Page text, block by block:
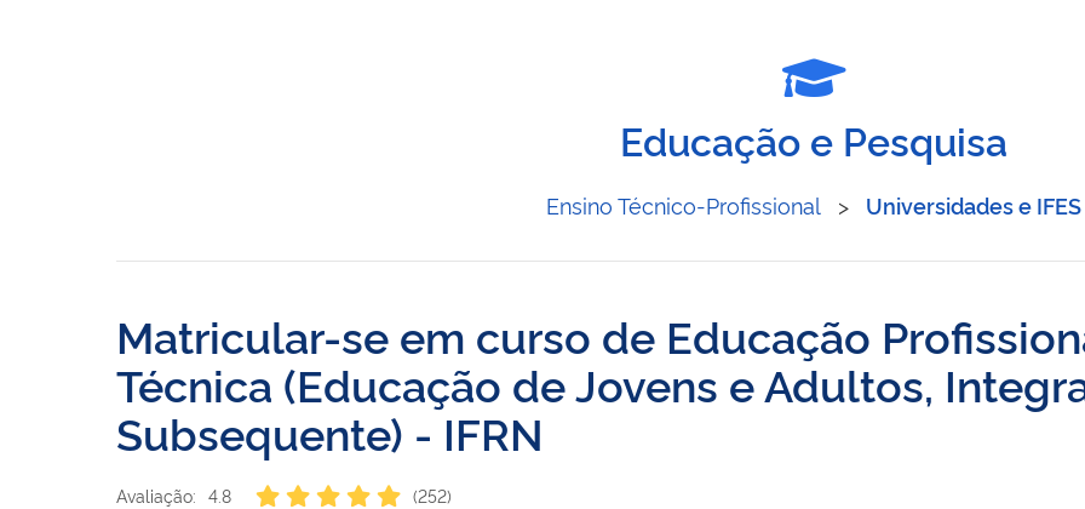
Educação e Pesquisa
Ensino Técnico-Profissional > Universidades e IFES
Matricular-se em curso de Educação
Técnica (Educação de Jovens e Adultos,
Subsequente) - IFRN
Avaliação: 4.8 (252)